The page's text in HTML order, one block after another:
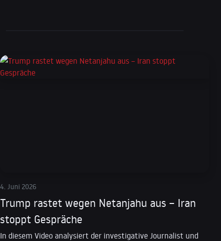
4. Juni 2026
Trump rastet wegen Netanjahu aus – Iran
stoppt Gespräche
In diesem Video analysiert der investigative Journalist und